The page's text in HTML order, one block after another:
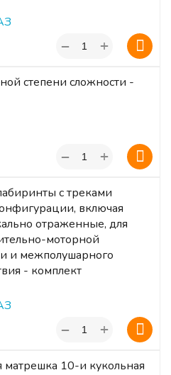
+
−
степени сложности -
+
−
с треками
включая
отраженные, для
моторной
и межполушарного
- комплект
+
−
матрешка 10-и кукольная